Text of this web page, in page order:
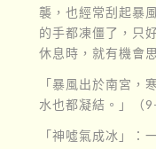
襲，也經常刮起暴
的手都凍僵了，只
休息時，就有機會
「暴風出於南宮，
水也都凝結。」（
「神噓氣成冰」：